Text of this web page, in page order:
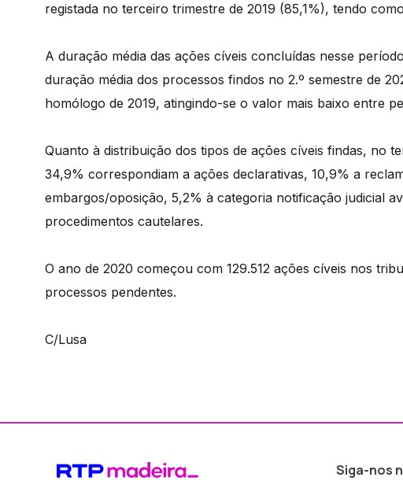
registada no terceiro trimestre de 2019 (85,1%), tendo
A duração média das ações cíveis concluídas nesse
duração média dos processos findos no 2.º semestre de
homólogo de 2019, atingindo-se o valor mais baixo entre
Quanto à distribuição dos tipos de ações cíveis findas, no
34,9% correspondiam a ações declarativas, 10,9% a
embargos/oposição, 5,2% à categoria notificação judicial
procedimentos cautelares.
O ano de 2020 começou com 129.512 ações cíveis nos
processos pendentes.
C/Lusa
Siga-nos